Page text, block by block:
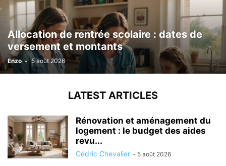
Allocation de rentrée scolaire : dates de
versement et montants
Enzo - 5 août 2026
LATEST ARTICLES
Rénovation et aménagement du
logement : le budget des aides
revu...
Cédric Chevalier - 5 août 2026